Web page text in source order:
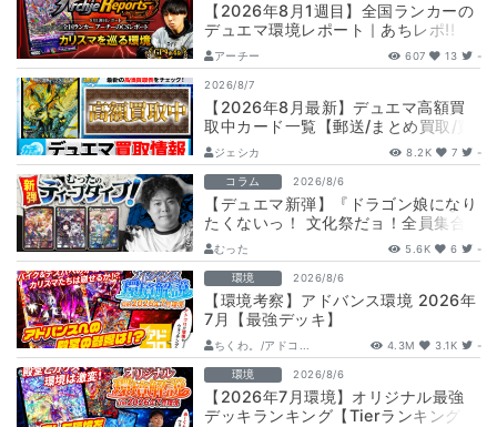
【2026年8月1週目】全国ランカーの
デュエマ環境レポート｜あちレポ!!
【毎週金曜更新】
アーチー 607 13 -
2026/8/7
【2026年8月最新】デュエマ高額買
取中カード一覧【郵送/まとめ買取/買
取表/相場/金トレジャー】
ジェシカ 8.2K 7 -
コラム 2026/8/6
【デュエマ新弾】『ドラゴン娘になり
たくないっ！ 文化祭だョ！全員集合!!
ドラ娘100％パック』注目カードまと
め…
むった 5.6K 6 -
環境 2026/8/6
【環境考察】アドバンス環境 2026年
7月【最強デッキ】
ちくわ。/アドコ... 4.3M 3.1K -
環境 2026/8/6
【2026年7月環境】オリジナル最強
デッキランキング【Tierランキング】